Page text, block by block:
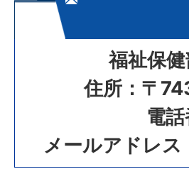
福祉保
住所：〒
電
メールアドレス